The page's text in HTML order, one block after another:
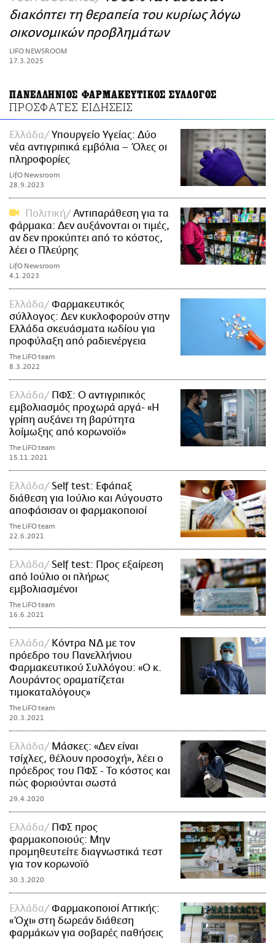
ΑΜΠΑ
PRINT
διακόπτει τη θεραπεία του κυρίως λόγω
οικονομικών προβλημάτων
LIFO NEWSROOM
17.3.2025
ΠΑΝΕΛΛΗΝΙΟΣ ΦΑΡΜΑΚΕΥΤΙΚΟΣ ΣΥΛΛΟΓΟΣ
ΠΡΟΣΦΑΤΕΣ ΕΙΔΗΣΕΙΣ
Ελλάδα
Υπουργείο Υγείας: Δύο
νέα αντιγριπικά εμβόλια – Όλες οι
πληροφορίες
LifO Newsroom
28.9.2023
Πολιτική
Αντιπαράθεση για τα
φάρμακα: Δεν αυξάνονται οι τιμές,
αν δεν προκύπτει από το κόστος,
λέει ο Πλεύρης
LifO Newsroom
4.1.2023
Ελλάδα
Φαρμακευτικός
σύλλογος: Δεν κυκλοφορούν στην
Ελλάδα σκευάσματα ιωδίου για
προφύλαξη από ραδιενέργεια
The LiFO team
8.3.2022
Ελλάδα
ΠΦΣ: Ο αντιγριπικός
εμβολιασμός προχωρά αργά- «Η
γρίπη αυξάνει τη βαρύτητα
λοίμωξης από κορωνοϊό»
The LiFO team
15.11.2021
Ελλάδα
Self test: Εφάπαξ
διάθεση για Ιούλιο και Αύγουστο
αποφάσισαν οι φαρμακοποιοί
The LiFO team
22.6.2021
Ελλάδα
Self test: Προς εξαίρεση
από Ιούλιο οι πλήρως
εμβολιασμένοι
The LiFO team
16.6.2021
Ελλάδα
Κόντρα ΝΔ με τον
πρόεδρο του Πανελλήνιου
Φαρμακευτικού Συλλόγου: «Ο κ.
Λουράντος οραματίζεται
τιμοκαταλόγους»
The LiFO team
20.3.2021
Ελλάδα
Μάσκες: «Δεν είναι
τσίχλες, θέλουν προσοχή», λέει ο
πρόεδρος του ΠΦΣ - Το κόστος και
πώς φοριούνται σωστά
29.4.2020
Ελλάδα
ΠΦΣ προς
φαρμακοποιούς: Μην
προμηθευτείτε διαγνωστικά τεστ
για τον κορωνοϊό
30.3.2020
Ελλάδα
Φαρμακοποιοί Αττικής:
«Όχι» στη δωρεάν διάθεση
φαρμάκων για σοβαρές παθήσεις